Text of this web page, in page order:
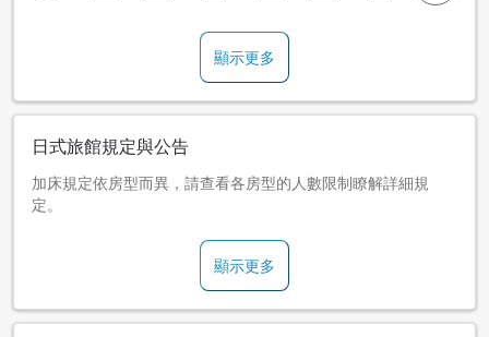
顯示更多
日式旅館規定與公告
加床規定依房型而異，請查看各房型的人數限制瞭解詳細規
定。
顯示更多